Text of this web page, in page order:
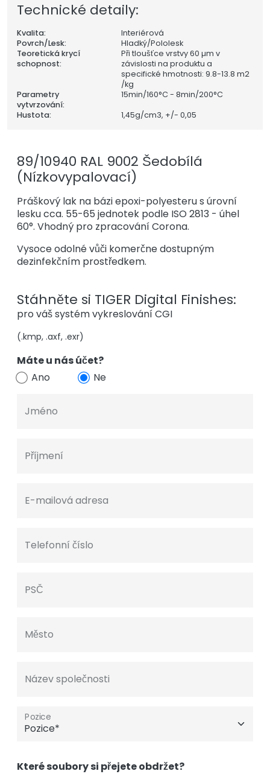
Technické detaily:
Kvalita:
Interiérová
Povrch/Lesk:
Hladký/Pololesk
Teoretická krycí
schopnost:
Při tloušťce vrstvy 60 µm v
závislosti na produktu a
specifické hmotnosti: 9.8-13.8 m2
/kg
Parametry
vytvrzování:
15min/160°C - 8min/200°C
Hustota:
1,45g/cm3, +/- 0,05
89/10940 RAL 9002 Šedobílá
(Nízkovypalovací)
Práškový lak na bázi epoxi-polyesteru s úrovní
lesku cca. 55-65 jednotek podle ISO 2813 - úhel
60°. Vhodný pro zpracování Corona.
Vysoce odolné vůči komerčne dostupným
dezinfekčním prostředkem.
Stáhněte si TIGER Digital Finishes:
pro váš systém vykreslování CGI
(.kmp, .axf, .exr)
Máte u nás účet?
Ano
Ne
Jméno
Příjmení
E-mailová adresa
Telefonní číslo
PSČ
Město
Název společnosti
Pozice
Které soubory si přejete obdržet?